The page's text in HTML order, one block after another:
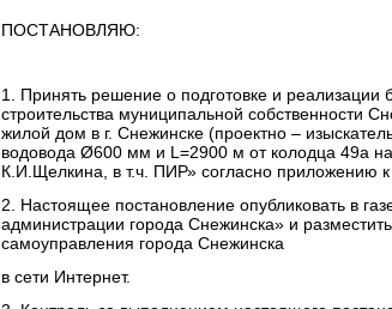
ПОСТАНОВЛЯЮ:
1. Принять решение о подготовке и реализации
строительства муниципальной собственности
жилой дом в г. Снежинске (проектно –
водовода Ø600 мм и L=2900 м от колодца 49а
К.И.Щелкина, в т.ч. ПИР» согласно приложению
2. Настоящее постановление опубликовать в
администрации города Снежинска» и
самоуправления города Снежинска
в сети Интернет.